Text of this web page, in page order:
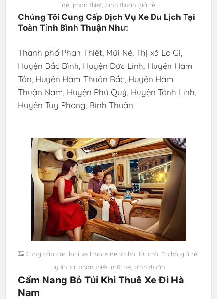
né, phan thiết, bình thuận giá rẻ
Chúng Tôi Cung Cấp Dịch Vụ Xe Du Lịch Tại
Toàn Tỉnh Bình Thuận Như:
Thành phố Phan Thiết, Mũi Né, Thị xã La Gi,
Huyện Bắc Bình, Huyện Đức Linh, Huyện Hàm
Tân, Huyện Hàm Thuận Bắc, Huyện Hàm
Thuận Nam, Huyện Phú Quý, Huyện Tánh Linh,
Huyện Tuy Phong, Bình Thuận.
Cung cấp các loại xe limousine 9 chỗ, 10, chỗ, 11 chỗ giá rẻ,
uy tín tại phan thiết, mũi né, bình thuận
Cẩm Nang Bỏ Túi Khi Thuê Xe Đi Hà
Nam